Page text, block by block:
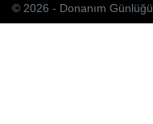
© 2026 - Donanım Günlüğü